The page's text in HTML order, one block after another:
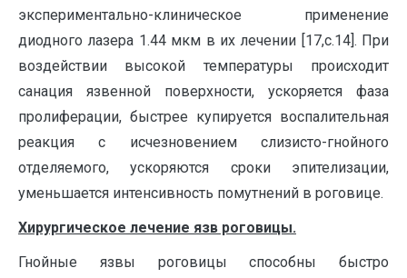
экспериментально-клиническое применение
диодного лазера 1.44 мкм в их лечении [17,с.14]. При
воздействии высокой температуры происходит
санация язвенной поверхности, ускоряется фаза
пролиферации, быстрее купируется воспалительная
реакция с исчезновением слизисто-гнойного
отделяемого, ускоряются сроки эпителизации,
уменьшается интенсивность помутнений в роговице.
Хирургическое лечение язв роговицы.
Гнойные язвы роговицы способны быстро